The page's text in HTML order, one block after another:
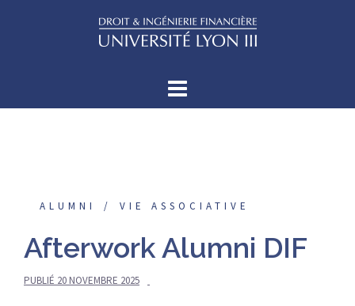
ALUMNI VIE ASSOCIATIVE
Afterwork Alumni DIF
PUBLIÉ 20 NOVEMBRE 2025